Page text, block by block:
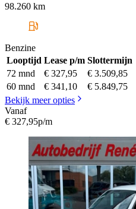
98.260 km
Benzine
Looptijd Lease p/m Slottermijn
72 mnd
€ 327,95
€ 3.509,85
60 mnd
€ 341,10
€ 5.849,75
Bekijk meer opties
Vanaf
€ 327,95p/m